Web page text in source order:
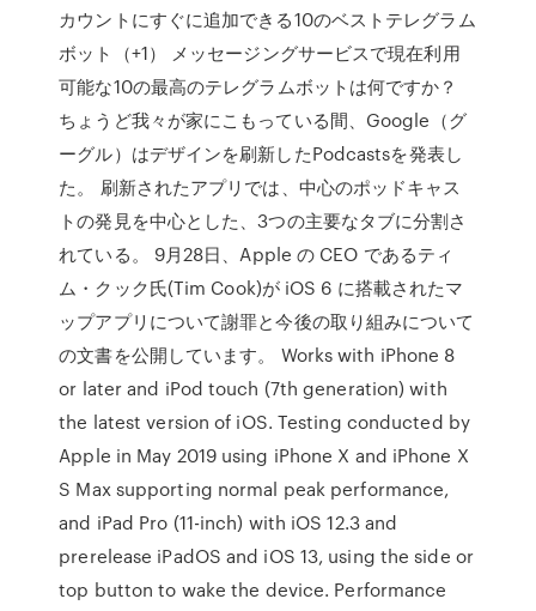
カウントにすぐに追加できる10のベストテレグラム
ボット（+1） メッセージングサービスで現在利用
可能な10の最高のテレグラムボットは何ですか？
ちょうど我々が家にこもっている間、Google（グ
ーグル）はデザインを刷新したPodcastsを発表し
た。 刷新されたアプリでは、中心のポッドキャス
トの発見を中心とした、3つの主要なタブに分割さ
れている。 9月28日、Apple の CEO であるティ
ム・クック氏(Tim Cook)が iOS 6 に搭載されたマ
ップアプリについて謝罪と今後の取り組みについて
の文書を公開しています。 Works with iPhone 8
or later and iPod touch (7th generation) with
the latest version of iOS. Testing conducted by
Apple in May 2019 using iPhone X and iPhone X
S Max supporting normal peak performance,
and iPad Pro (11-inch) with iOS 12.3 and
prerelease iPadOS and iOS 13, using the side or
top button to wake the device. Performance